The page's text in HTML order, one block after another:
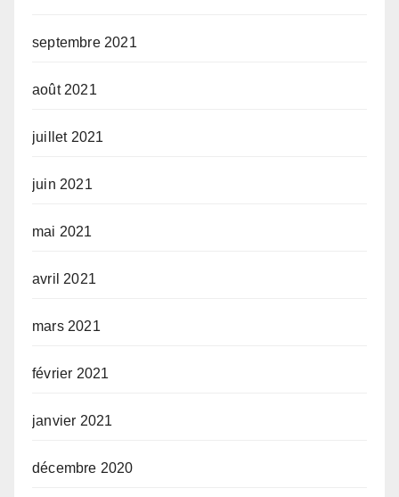
septembre 2021
août 2021
juillet 2021
juin 2021
mai 2021
avril 2021
mars 2021
février 2021
janvier 2021
décembre 2020